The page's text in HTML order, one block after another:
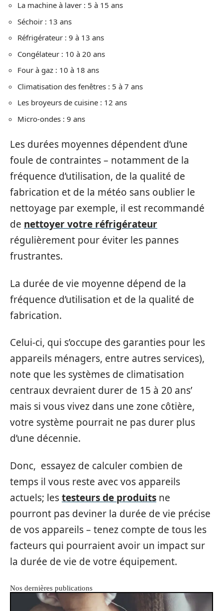
La machine à laver : 5 à 15 ans
Séchoir : 13 ans
Réfrigérateur : 9 à 13 ans
Congélateur : 10 à 20 ans
Four à gaz : 10 à 18 ans
Climatisation des fenêtres : 5 à 7 ans
Les broyeurs de cuisine : 12 ans
Micro-ondes : 9 ans
Les durées moyennes dépendent d’une
foule de contraintes – notamment de la
fréquence d’utilisation, de la qualité de
fabrication et de la météo sans oublier le
nettoyage par exemple, il est recommandé
de nettoyer votre réfrigérateur
régulièrement pour éviter les pannes
frustrantes.
La durée de vie moyenne dépend de la
fréquence d’utilisation et de la qualité de
fabrication.
Celui-ci, qui s’occupe des garanties pour les
appareils ménagers, entre autres services),
note que les systèmes de climatisation
centraux devraient durer de 15 à 20 ans’
mais si vous vivez dans une zone côtière,
votre système pourrait ne pas durer plus
d’une décennie.
Donc, essayez de calculer combien de
temps il vous reste avec vos appareils
actuels; lestesteurs de produits ne
pourront pas deviner la durée de vie précise
de vos appareils – tenez compte de tous les
facteurs qui pourraient avoir un impact sur
la durée de vie de votre équipement.
Nos dernières publications